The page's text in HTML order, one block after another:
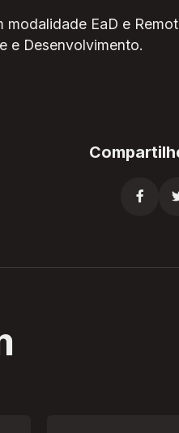
modalidade EaD e
e Desenvolvimento.
